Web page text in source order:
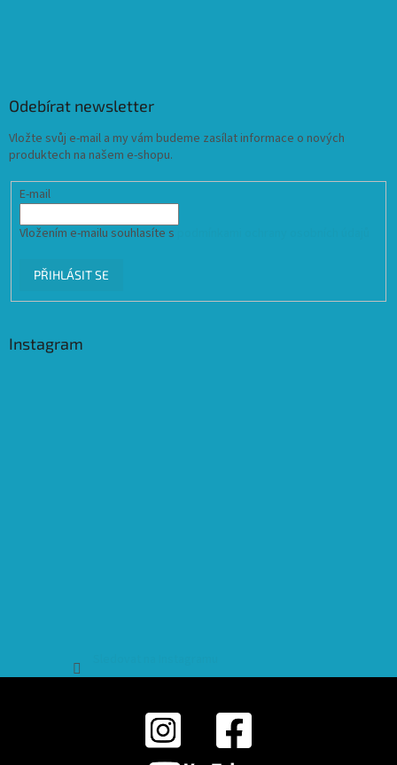
Odebírat newsletter
Vložte svůj e-mail a my vám budeme zasílat informace o nových
produktech na našem e-shopu.
E-mail
Vložením e-mailu souhlasíte s
PŘIHLÁSIT SE
Instagram